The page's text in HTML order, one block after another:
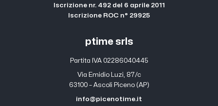
Iscrizione nr. 492 del 6 aprile 2011
Iscrizione ROC n° 29925
ptime srls
Partita IVA 02286040445
Via Emidio Luzi, 87/c
63100 – Ascoli Piceno (AP)
info@picenotime.it